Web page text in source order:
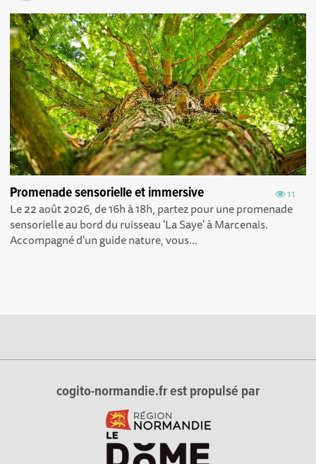
11
Promenade sensorielle et immersive
Le 22 août 2026, de 16h à 18h, partez pour une promenade
sensorielle au bord du ruisseau 'La Saye' à Marcenais.
Accompagné d'un guide nature, vous...
cogito-normandie.fr est propulsé par